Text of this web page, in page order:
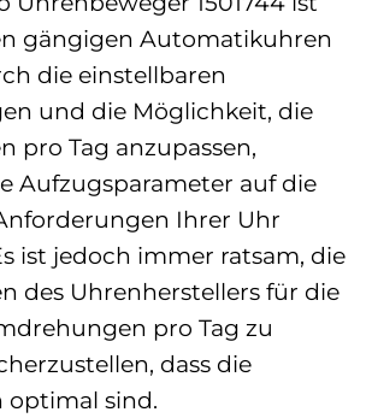
gängigen Automatikuhren
die einstellbaren
und die Möglichkeit, die
pro Tag anzupassen,
Aufzugsparameter auf die
Ihrer Uhr
ist jedoch immer ratsam, die
des Uhrenherstellers für die
pro Tag zu
dass die
optimal sind.